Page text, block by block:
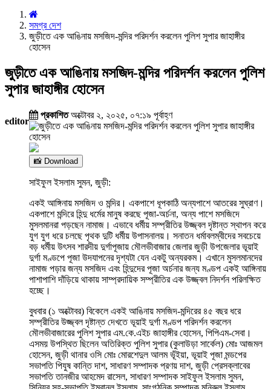
সমগ্র দেশ
জুড়ীতে এক আঙিনায় মসজিদ-মন্দির পরিদর্শন করলেন পুলিশ সুপার জাহাঙ্গীর
হোসেন
জুড়ীতে এক আঙিনায় মসজিদ-মন্দির পরিদর্শন করলেন পুলিশ
সুপার জাহাঙ্গীর হোসেন
editor
প্রকাশিতঅক্টোবর ২, ২০২৫, ০৭:১৯ পূর্বাহ্ণ
📸 Download
সাইফুল ইসলাম সুমন, জুড়ী:
একই আঙ্গিনায় মসজিদ ও মন্দির। একপাশে ধূপকাঠি অন্যপাশে আতরের সুঘ্রাণ।
একপাশে মন্দিরে হিন্দু ধর্মের মানুষ করছে পূজা-অর্চনা, অন্য পাশে মসজিদে
মুসলমানরা পড়ছেন নামাজ। এভাবে ধর্মীয় সম্প্রীতির উজ্জ্বল দৃষ্টান্ত স্থাপন করে
যুগ যুগ ধরে চলছে পৃথক দুটি ধর্মীয় উপাসনালয়। সনাতন ধর্মাবলম্বীদের সবচেয়ে
বড় ধর্মীয় উৎসব শারদীয় দুর্গাপূজায় মৌলভীবাজার জেলার জুড়ী উপজেলার ভূয়াই
দুর্গা মণ্ডপে পূজা উদযাপনের দৃশ্যটা যেন একটু অন্যরকম। এখানে মুসলমানদের
নামাজ পড়ার জন্য মসজিদ এবং হিন্দুদের পূজা অর্চনার জন্য মণ্ডপ একই আঙ্গিনায়
পাশাপাশি দাঁড়িয়ে থাকায় সাম্প্রদায়িক সম্প্রীতির এক উজ্জ্বল নিদর্শন পরিলক্ষিত
হচ্ছে।
বুধবার (১ অক্টোবর) বিকেলে একই আঙিনায় মসজিদ-মন্দিরের ৪৫ বছর ধরে
সম্প্রীতির উজ্জ্বল দৃষ্টান্ত দেখতে ভূয়াই দুর্গা মণ্ডপ পরিদর্শন করলেন
মৌলভীবাজারের পুলিশ সুপার এম.কে.এইচ জাহাঙ্গীর হোসেন, পিপিএম-সেবা।
এসময় উপস্থিত ছিলেন অতিরিক্ত পুলিশ সুপার (কুলাউড়া সার্কেল) মোঃ আজমল
হোসেন, জুড়ী থানার ওসি মোঃ মোরশেদুল আলম ভূঁইয়া, ভূয়াই পূজা মন্ডপের
সভাপতি পিযুষ কান্তি দাশ, সাধারণ সম্পাদক প্রণয় দাশ, জুড়ী প্রেসক্লাবের
সভাপতি তানজীর আহমেদ রাসেল, সাধারণ সম্পাদক সাইফুল ইসলাম সুমন,